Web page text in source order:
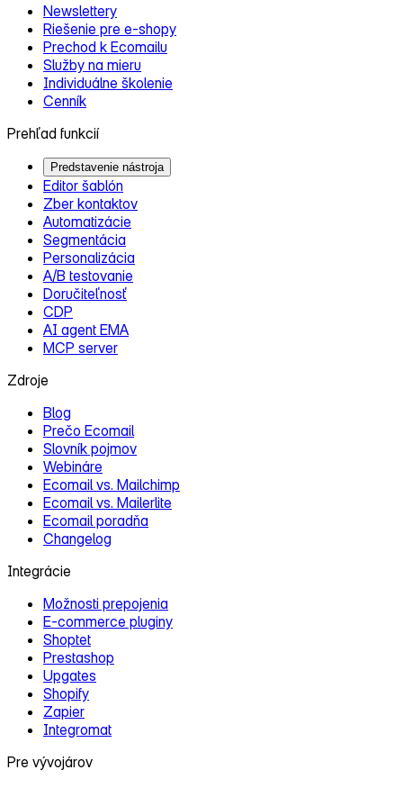
Newslettery
Riešenie pre e‑shopy
Prechod k Ecomailu
Služby na mieru
Individuálne školenie
Cenník
Prehľad funkcií
Predstavenie nástroja
Editor šablón
Zber kontaktov
Automatizácie
Segmentácia
Personalizácia
A/B testovanie
Doručiteľnosť
CDP
AI agent EMA
MCP server
Zdroje
Blog
Prečo Ecomail
Slovník pojmov
Webináre
Ecomail vs. Mailchimp
Ecomail vs. Mailerlite
Ecomail poradňa
Changelog
Integrácie
Možnosti prepojenia
E‑commerce pluginy
Shoptet
Prestashop
Upgates
Shopify
Zapier
Integromat
Pre vývojárov